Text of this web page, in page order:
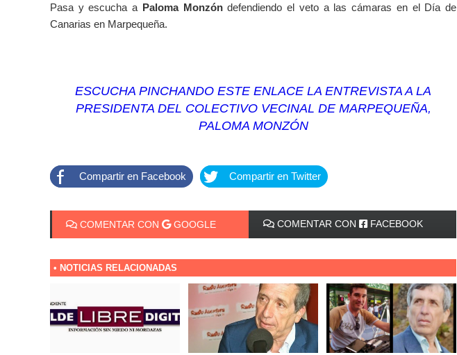
Pasa y escucha a Paloma Monzóndefendiendo el veto a las cámaras en el Día de
Canarias en Marpequeña.
ESCUCHA PINCHANDO ESTE ENLACE LA ENTREVISTA A LA
PRESIDENTA DEL COLECTIVO VECINAL DE MARPEQUEÑA,
PALOMA MONZÓN
Compartir en Facebook Compartir en Twitter
COMENTAR CON GOOGLE COMENTAR CON FACEBOOK
• NOTICIAS RELACIONADAS